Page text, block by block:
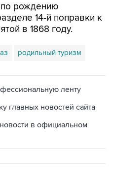
рождению
14-й поправки к
в 1868 году.
родильный туризм
ленту
главных новостей сайта
в официальном